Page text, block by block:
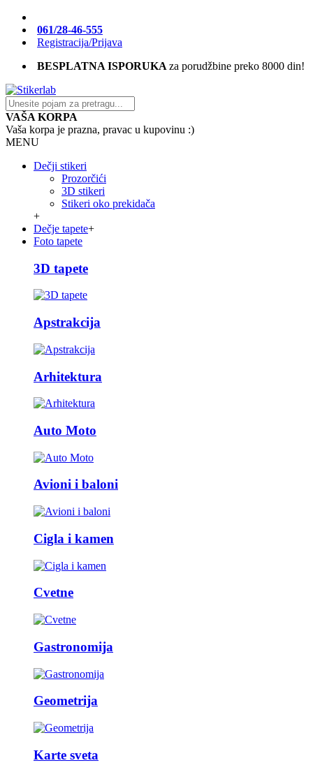
061/28-46-555
Registracija/Prijava
BESPLATNA ISPORUKA za porudžbine preko 8000 din!
VAŠA KORPA
Vaša korpa je prazna, pravac u kupovinu :)
MENU
Dečji stikeri
Prozorčići
3D stikeri
Stikeri oko prekidača
+
Dečje tapete+
Foto tapete
3D tapete
Apstrakcija
Arhitektura
Auto Moto
Avioni i baloni
Cigla i kamen
Cvetne
Gastronomija
Geometrija
Karte sveta